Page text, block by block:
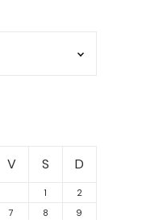
V S D
1
2
7 8
9